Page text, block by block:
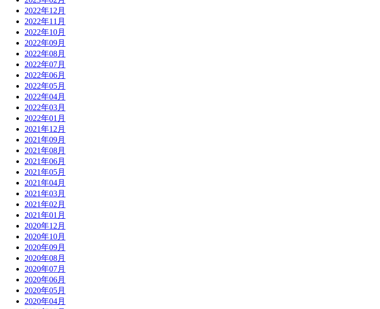
2022年12月
2022年11月
2022年10月
2022年09月
2022年08月
2022年07月
2022年06月
2022年05月
2022年04月
2022年03月
2022年01月
2021年12月
2021年09月
2021年08月
2021年06月
2021年05月
2021年04月
2021年03月
2021年02月
2021年01月
2020年12月
2020年10月
2020年09月
2020年08月
2020年07月
2020年06月
2020年05月
2020年04月